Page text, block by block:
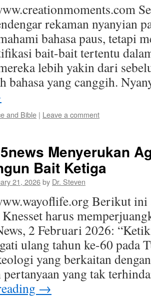
rekaman nyanyian
bahasa paus, tetapi
bait-bait tertentu
lebih yakin dari
bahasa yang canggih.
and Bible | Leave a comment
Menyerukan
Bait Ketiga
21, 2026by Dr. Steven
Berikut ini
harus
2 Februari 2026:
ulang tahun ke-60 pada
yang berkaitan
yang tak
→